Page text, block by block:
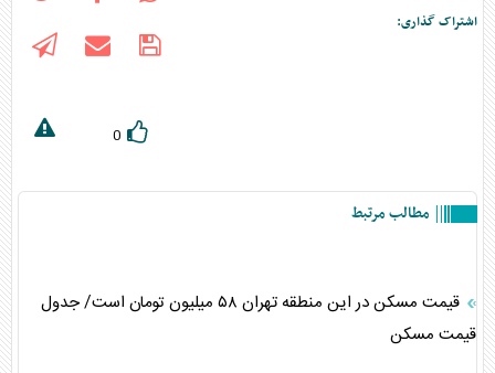
اشتراک گذاری:
0
مطالب مرتبط
قیمت مسکن در این منطقه تهران ۵۸ میلیون تومان است/ جدول
قیمت مسکن